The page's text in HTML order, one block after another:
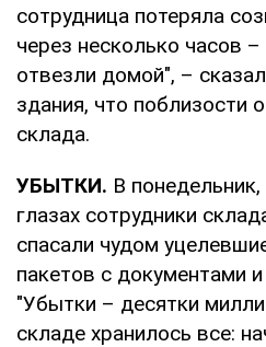
сотрудница потеряла
через несколько часов
отвезли домой", –
здания, что поблизости
склада.
УБЫТКИ. В
глазах сотрудники
спасали чудом
пакетов с документами
"Убытки – десятки
складе хранилось все: